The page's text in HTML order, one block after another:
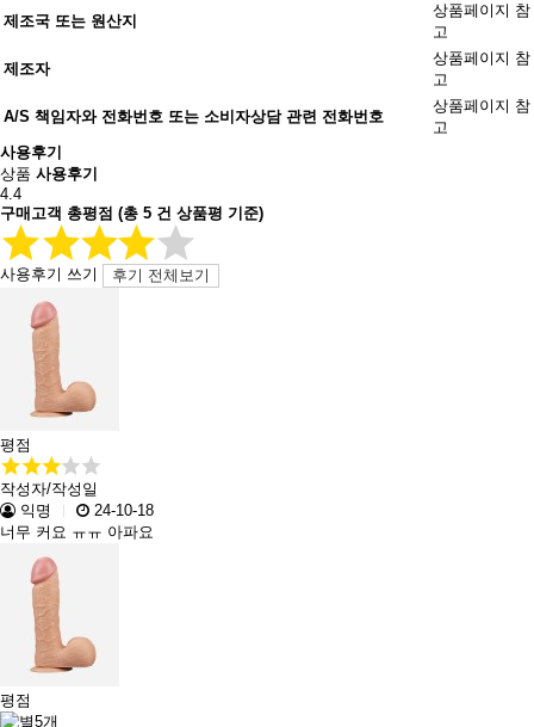
제조국 또는 원산지
상품페이지 참
고
제조자
상품페이지 참
고
A/S 책임자와 전화번호 또는 소비자상담 관련 전화번호
상품페이지 참
고
사용후기
상품 사용후기
4.4
구매고객 총평점 (총 5 건 상품평 기준)
사용후기 쓰기 후기 전체보기
평점
작성자/작성일
익명
24-10-18
너무 커요 ㅠㅠ 아파요
평점